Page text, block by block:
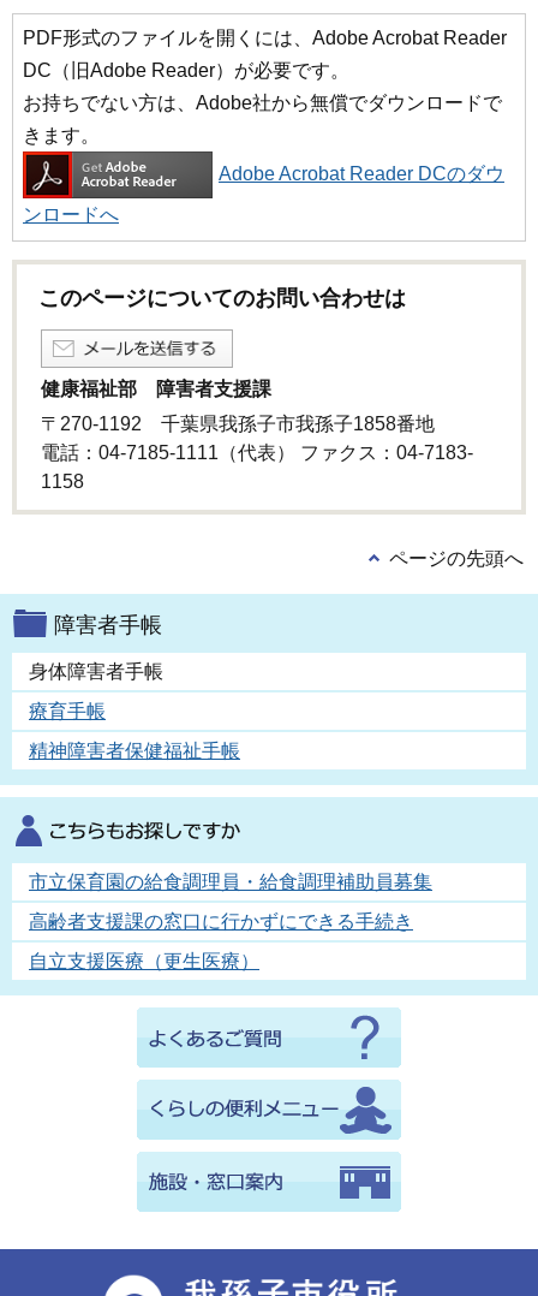
PDF形式のファイルを開くには、Adobe Acrobat Reader
DC（旧Adobe Reader）が必要です。
お持ちでない方は、Adobe社から無償でダウンロードで
きます。
Adobe Acrobat Reader DCのダウ
ンロードへ
このページについてのお問い合わせは
健康福祉部 障害者支援課
〒270-1192 千葉県我孫子市我孫子1858番地
電話：04-7185-1111（代表） ファクス：04-7183-
1158
ページの先頭へ
障害者手帳
身体障害者手帳
療育手帳
精神障害者保健福祉手帳
市立保育園の給食調理員・給食調理補助員募集
高齢者支援課の窓口に行かずにできる手続き
自立支援医療（更生医療）